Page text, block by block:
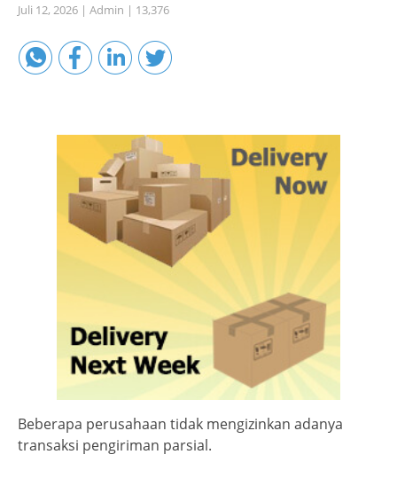
Technical
Juli 12, 2026 | Admin | 13,376
Beberapa perusahaan tidak mengizinkan adanya
transaksi pengiriman parsial.